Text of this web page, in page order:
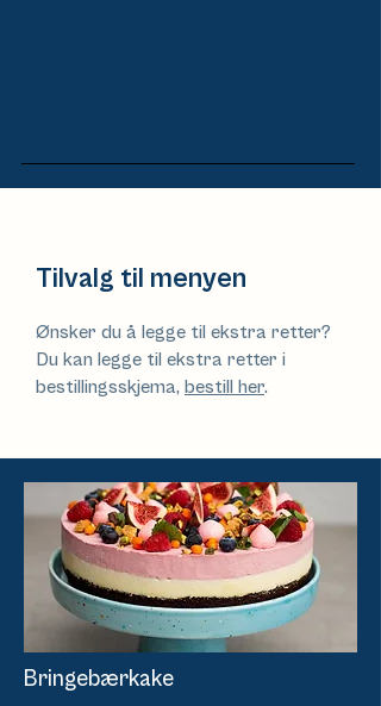
Tilvalg til menyen
Ønsker du å legge til ekstra retter?
Du kan legge til ekstra retter i
bestillingsskjema, bestill her.
Bringebærkake